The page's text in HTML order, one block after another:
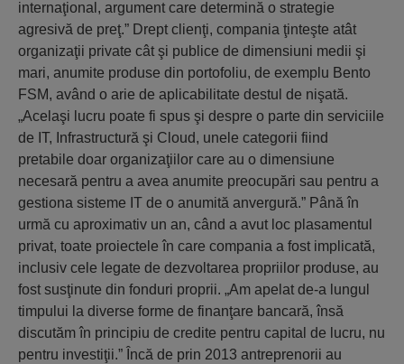
internaţional, argument care determină o strategie
agresivă de preţ.” Drept clienţi, compania ţinteşte atât
organizaţii private cât şi publice de dimensiuni medii şi
mari, anumite produse din portofoliu, de exemplu Bento
FSM, având o arie de aplicabilitate destul de nişată.
„Acelaşi lucru poate fi spus şi despre o parte din serviciile
de IT, Infrastructură şi Cloud, unele categorii fiind
pretabile doar organizaţiilor care au o dimensiune
necesară pentru a avea anumite preocupări sau pentru a
gestiona sisteme IT de o anumită anvergură.” Până în
urmă cu aproximativ un an, când a avut loc plasamentul
privat, toate proiectele în care compania a fost implicată,
inclusiv cele legate de dezvoltarea propriilor produse, au
fost susţinute din fonduri proprii. „Am apelat de-a lungul
timpului la diverse forme de finanţare bancară, însă
discutăm în principiu de credite pentru capital de lucru, nu
pentru investiţii.” Încă de prin 2013 antreprenorii au